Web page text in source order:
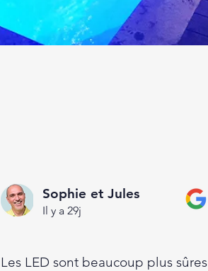
Il y a 29j
Sophie et Jules
Les LED sont beaucoup plus sûres